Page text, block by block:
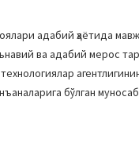
адабий ҳаётида
ва адабий мерос
бўлган